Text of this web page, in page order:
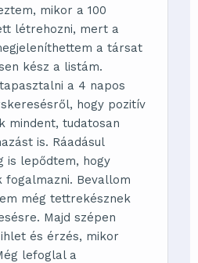
mikor a 100
létrehozni, mert a
a társat
kész a listám.
a 4 napos
hogy pozitív
mindent, tudatosan
is. Ráadásul
is lepődtem, hogy
fogalmazni. Bevallom
még tettrekésznek
Majd szépen
és érzés, mikor
lefoglal a